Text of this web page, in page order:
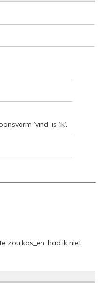
‘vind ’is ‘ik’.
zou kos_en, had ik niet